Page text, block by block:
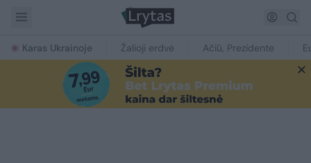
Karas Ukrainoje Žalioji erdvė Ačiū, Prezidente